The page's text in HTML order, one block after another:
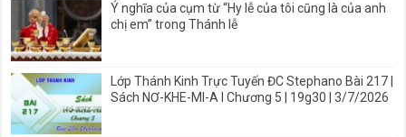
Ý nghĩa của cụm từ “Hy lễ của tôi cũng là của anh
chị em” trong Thánh lễ
Lớp Thánh Kinh Trực Tuyến ĐC Stephano Bài 217 |
Sách NƠ-KHE-MI-A I Chương 5 | 19g30 | 3/7/2026